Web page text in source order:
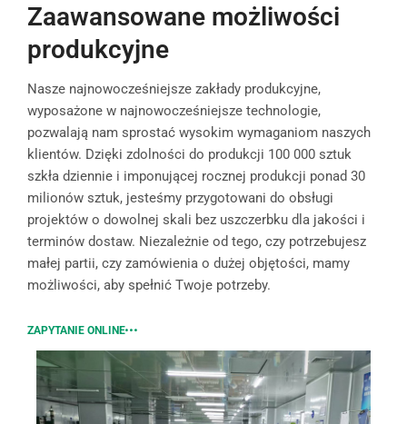
Zaawansowane możliwości
produkcyjne
Nasze najnowocześniejsze zakłady produkcyjne,
wyposażone w najnowocześniejsze technologie,
pozwalają nam sprostać wysokim wymaganiom naszych
klientów. Dzięki zdolności do produkcji 100 000 sztuk
szkła dziennie i imponującej rocznej produkcji ponad 30
milionów sztuk, jesteśmy przygotowani do obsługi
projektów o dowolnej skali bez uszczerbku dla jakości i
terminów dostaw. Niezależnie od tego, czy potrzebujesz
małej partii, czy zamówienia o dużej objętości, mamy
możliwości, aby spełnić Twoje potrzeby.
ZAPYTANIE ONLINE